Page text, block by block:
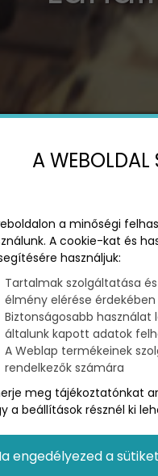
weboldal, amely egy
ezen az oldalon
vagy hivatkozásra
on vagy bárhol
A WEBOLDAL
a minőségi
A cookie-kat és
használjuk:
Tartalmak szolgáltatása
élmény elérése érdekében
Biztonságosabb
általunk kapott adatok
A Weblap termékeinek
rendelkezők számára
meg tájékoztatónkat
a beállítások résznél ki
engedélyezed a sütiket